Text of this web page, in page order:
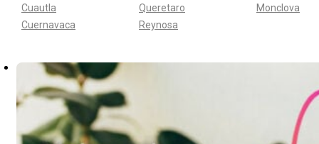
Cuautla
Cuernavaca
Queretaro
Reynosa
Monclova